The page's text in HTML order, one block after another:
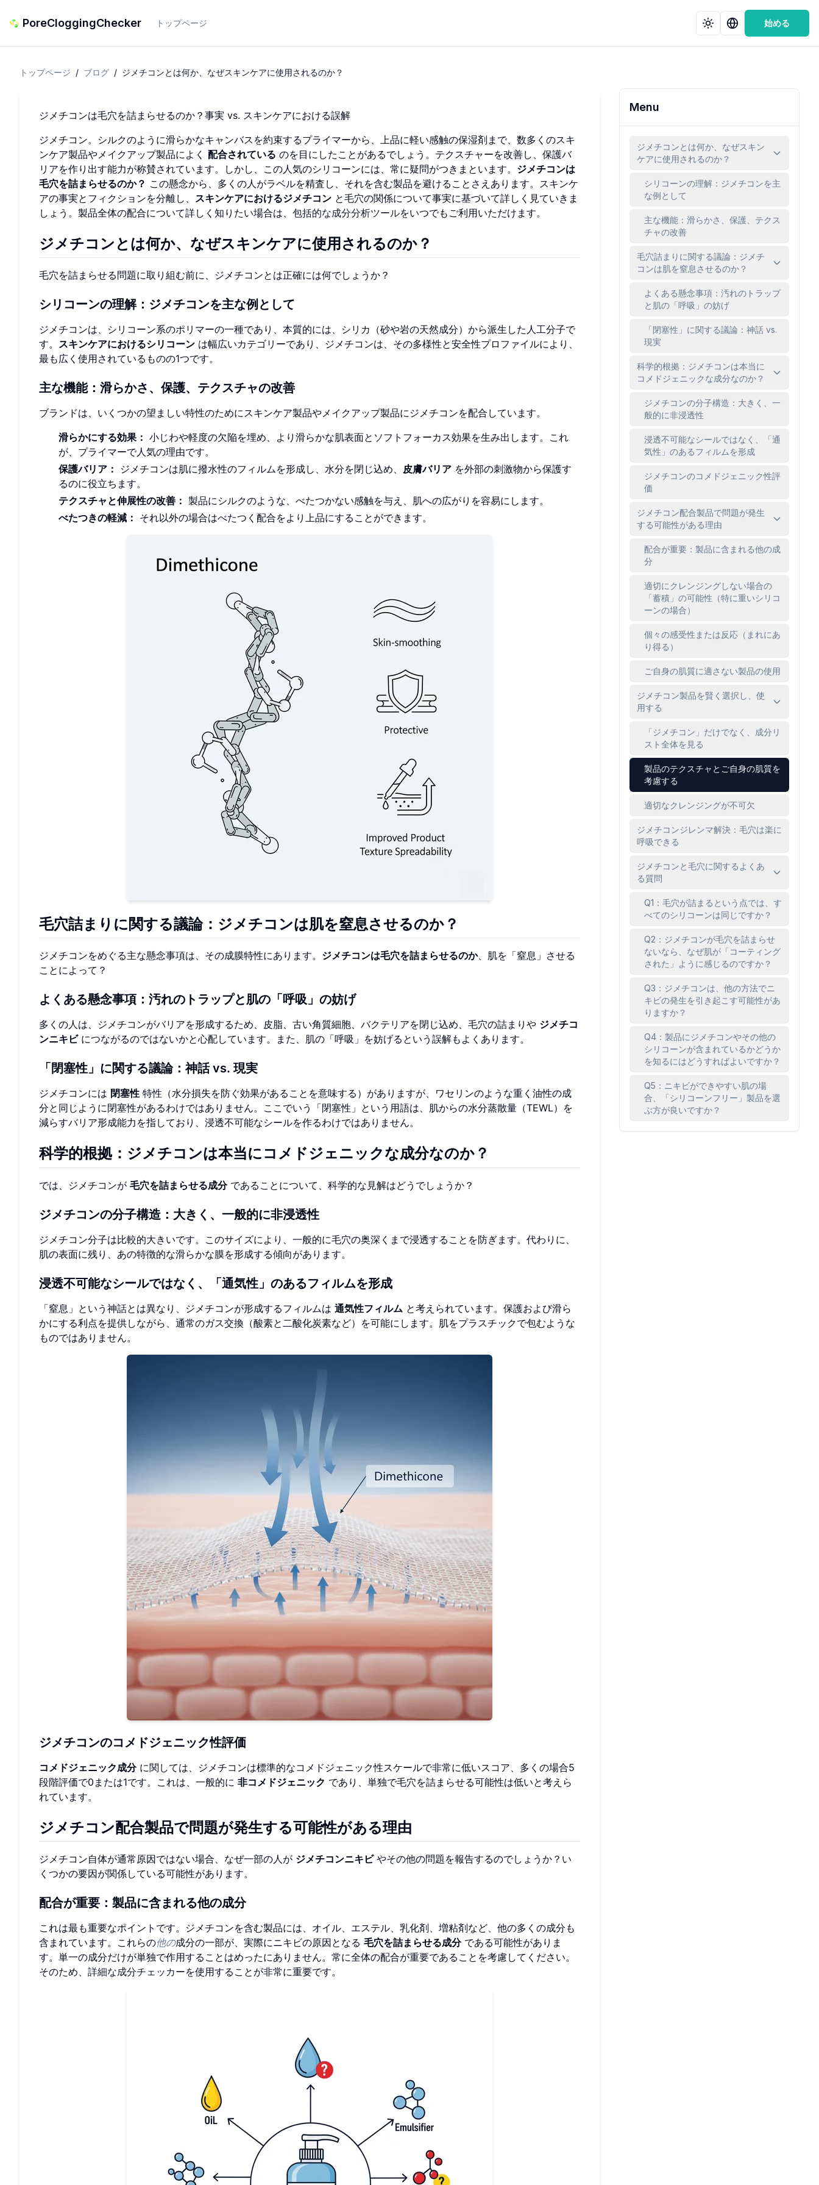
PoreCloggingChecker トップページ 始める
トップページ / ブログ / ジメチコンとは何か、なぜスキンケアに使用されるのか？
ジメチコンは毛穴を詰まらせるのか？事実 vs. スキンケアにおける誤解
ジメチコン。シルクのように滑らかなキャンバスを約束するプライマーから、上品に軽い感触の保湿剤まで、数多くのスキ
ンケア製品やメイクアップ製品によく 配合されている のを目にしたことがあるでしょう。テクスチャーを改善し、保護バ
リアを作り出す能力が称賛されています。しかし、この人気のシリコーンには、常に疑問がつきまといます。 ジメチコンは
毛穴を詰まらせるのか？ この懸念から、多くの人がラベルを精査し、それを含む製品を避けることさえあります。スキンケ
アの事実とフィクションを分離し、 スキンケアにおけるジメチコン と毛穴の関係について事実に基づいて詳しく見ていきま
しょう。製品全体の配合について詳しく知りたい場合は、 包括的な成分分析ツールをいつでもご利用いただけます。
ジメチコンとは何か、なぜスキンケアに使用されるのか？
毛穴を詰まらせる問題に取り組む前に、ジメチコンとは正確には何でしょうか？
シリコーンの理解：ジメチコンを主な例として
ジメチコンは、シリコーン系のポリマーの一種であり、本質的には、シリカ（砂や岩の天然成分）から派生した人工分子で
す。 スキンケアにおけるシリコーン は幅広いカテゴリーであり、ジメチコンは、その多様性と安全性プロファイルにより、
最も広く使用されているものの1つです。
主な機能：滑らかさ、保護、テクスチャの改善
ブランドは、いくつかの望ましい特性のためにスキンケア製品やメイクアップ製品にジメチコンを配合しています。
滑らかにする効果： 小じわや軽度の欠陥を埋め、より滑らかな肌表面とソフトフォーカス効果を生み出します。これ
が、プライマーで人気の理由です。
保護バリア：
ジメチコンは肌に撥水性のフィルムを形成し、水分を閉じ込め、 皮膚バリア を外部の刺激物から保護す
るのに役立ちます。
テクスチャと伸展性の改善： 製品にシルクのような、べたつかない感触を与え、肌への広がりを容易にします。
べたつきの軽減： それ以外の場合はべたつく配合をより上品にすることができます。
毛穴詰まりに関する議論：ジメチコンは肌を窒息させるのか？
ジメチコンをめぐる主な懸念事項は、その成膜特性にあります。 ジメチコンは毛穴を詰まらせるのか、肌を「窒息」させる
ことによって？
よくある懸念事項：汚れのトラップと肌の「呼吸」の妨げ
多くの人は、ジメチコンがバリアを形成するため、皮脂、古い角質細胞、バクテリアを閉じ込め、毛穴の詰まりや ジメチコ
ンニキビにつながるのではないかと心配しています。また、肌の「呼吸」を妨げるという誤解もよくあります。
「閉塞性」に関する議論：神話 vs. 現実
ジメチコンには 閉塞性 特性（水分損失を防ぐ効果があることを意味する）がありますが、ワセリンのような重く油性の成
分と同じように閉塞性があるわけではありません。ここでいう「閉塞性」という用語は、肌からの水分蒸散量（TEWL）を
減らすバリア形成能力を指しており、浸透不可能なシールを作るわけではありません。
科学的根拠：ジメチコンは本当にコメドジェニックな成分なのか？
では、ジメチコンが 毛穴を詰まらせる成分であることについて、科学的な見解はどうでしょうか？
ジメチコンの分子構造：大きく、一般的に非浸透性
ジメチコン分子は比較的大きいです。このサイズにより、一般的に毛穴の奥深くまで浸透することを防ぎます。代わりに、
肌の表面に残り、あの特徴的な滑らかな膜を形成する傾向があります。
浸透不可能なシールではなく、「通気性」のあるフィルムを形成
「窒息」という神話とは異なり、ジメチコンが形成するフィルムは 通気性フィルム と考えられています。保護および滑ら
かにする利点を提供しながら、通常のガス交換（酸素と二酸化炭素など）を可能にします。肌をプラスチックで包むような
ものではありません。
ジメチコンのコメドジェニック性評価
コメドジェニック成分に関しては、ジメチコンは標準的なコメドジェニック性スケールで非常に低いスコア、多くの場合5
段階評価で0または1です。これは、一般的に 非コメドジェニック であり、単独で毛穴を詰まらせる可能性は低いと考えら
れています。
ジメチコン配合製品で問題が発生する可能性がある理由
ジメチコン自体が通常原因ではない場合、なぜ一部の人が ジメチコンニキビやその他の問題を報告するのでしょうか？い
くつかの要因が関係している可能性があります。
配合が重要：製品に含まれる他の成分
これは最も重要なポイントです。ジメチコンを含む製品には、オイル、エステル、乳化剤、増粘剤など、他の多くの成分も
含まれています。これらの他の成分の一部が、実際にニキビの原因となる 毛穴を詰まらせる成分である可能性がありま
す。単一の成分だけが単独で作用することはめったにありません。常に全体の配合が重要であることを考慮してください。
そのため、 詳細な成分チェッカーを使用することが非常に重要です。
Menu
ジメチコンとは何か、なぜスキン
ケアに使用されるのか？
シリコーンの理解：ジメチコンを主
な例として
主な機能：滑らかさ、保護、テクス
チャの改善
毛穴詰まりに関する議論：ジメチ
コンは肌を窒息させるのか？
よくある懸念事項：汚れのトラップ
と肌の「呼吸」の妨げ
「閉塞性」に関する議論：神話 vs.
現実
科学的根拠：ジメチコンは本当に
コメドジェニックな成分なのか？
ジメチコンの分子構造：大きく、一
般的に非浸透性
浸透不可能なシールではなく、「通
気性」のあるフィルムを形成
ジメチコンのコメドジェニック性評
価
ジメチコン配合製品で問題が発生
する可能性がある理由
配合が重要：製品に含まれる他の成
分
適切にクレンジングしない場合の
「蓄積」の可能性（特に重いシリコ
ーンの場合）
個々の感受性または反応（まれにあ
り得る）
ご自身の肌質に適さない製品の使用
ジメチコン製品を賢く選択し、使
用する
「ジメチコン」だけでなく、成分リ
スト全体を見る
製品のテクスチャとご自身の肌質を
考慮する
適切なクレンジングが不可欠
ジメチコンジレンマ解決：毛穴は楽に
呼吸できる
ジメチコンと毛穴に関するよくあ
る質問
Q1：毛穴が詰まるという点では、す
べてのシリコーンは同じですか？
Q2：ジメチコンが毛穴を詰まらせ
ないなら、なぜ肌が「コーティング
された」ように感じるのですか？
Q3：ジメチコンは、他の方法でニ
キビの発生を引き起こす可能性があ
りますか？
Q4：製品にジメチコンやその他の
シリコーンが含まれているかどうか
を知るにはどうすればよいですか？
Q5：ニキビができやすい肌の場
合、「シリコーンフリー」製品を選
ぶ方が良いですか？